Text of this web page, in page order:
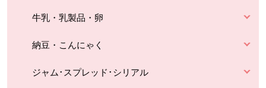
牛乳・乳製品・卵
納豆・こんにゃく
ジャム･スプレッド･シリアル